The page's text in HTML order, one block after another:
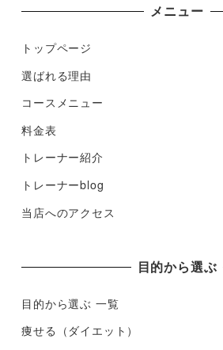
メニュー
トップページ
選ばれる理由
コースメニュー
料金表
トレーナー紹介
トレーナーblog
当店へのアクセス
目的から選ぶ
目的から選ぶ 一覧
痩せる（ダイエット）